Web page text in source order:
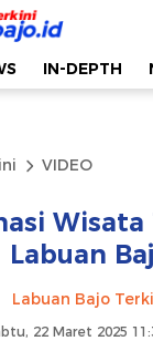
Terkini
IN-DEPTH
VIDEO
Wisata
Labuan
Labuan Bajo
22 Maret 2025